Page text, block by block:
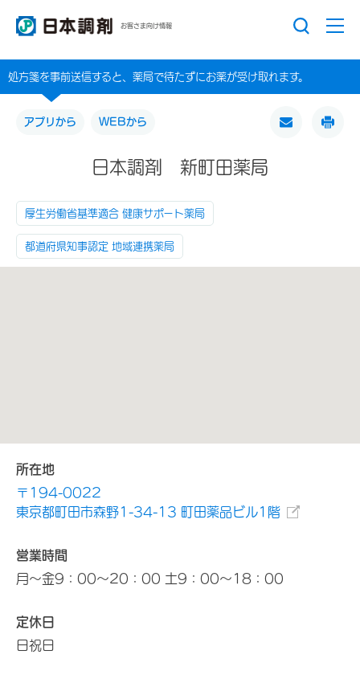
お客さま向け情報
処方箋を事前送信すると、薬局で待たずにお薬が受け取れます。
アプリから WEBから
日本調剤 新町田薬局
厚生労働省基準適合 健康サポート薬局
都道府県知事認定 地域連携薬局
所在地
〒194-0022
東京都町田市森野1-34-13 町田薬品ビル1階
営業時間
月～金9：00～20：00 土9：00～18：00
定休日
日祝日